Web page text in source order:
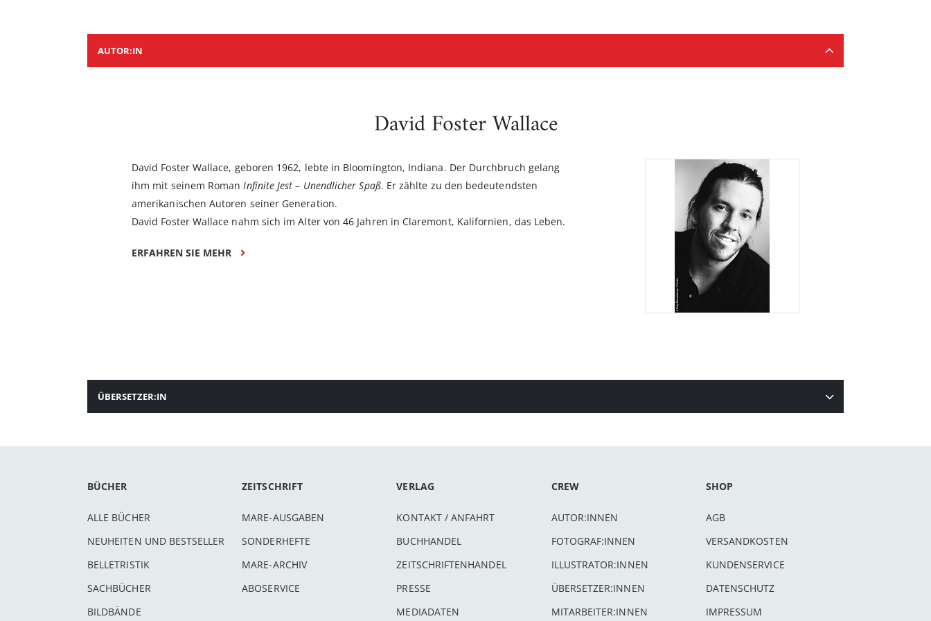
AUTOR:IN
David Foster Wallace
David Foster Wallace, geboren 1962, lebte in Bloomington, Indiana. Der Durchbruch gelang
ihm mit seinem RomanInfinite Jest – Unendlicher Spaß. Er zählte zu den bedeutendsten
amerikanischen Autoren seiner Generation.
David Foster Wallace nahm sich im Alter von 46 Jahren in Claremont, Kalifornien, das Leben.
ERFAHREN SIE MEHR
ÜBERSETZER:IN
BÜCHER
ALLE BÜCHER
NEUHEITEN UND BESTSELLER
BELLETRISTIK
SACHBÜCHER
BILDBÄNDE
ZEITSCHRIFT
MARE-AUSGABEN
SONDERHEFTE
MARE-ARCHIV
ABOSERVICE
VERLAG
KONTAKT / ANFAHRT
BUCHHANDEL
ZEITSCHRIFTENHANDEL
PRESSE
MEDIADATEN
CREW
AUTOR:INNEN
FOTOGRAF:INNEN
ILLUSTRATOR:INNEN
ÜBERSETZER:INNEN
MITARBEITER:INNEN
SHOP
AGB
VERSANDKOSTEN
KUNDENSERVICE
DATENSCHUTZ
IMPRESSUM